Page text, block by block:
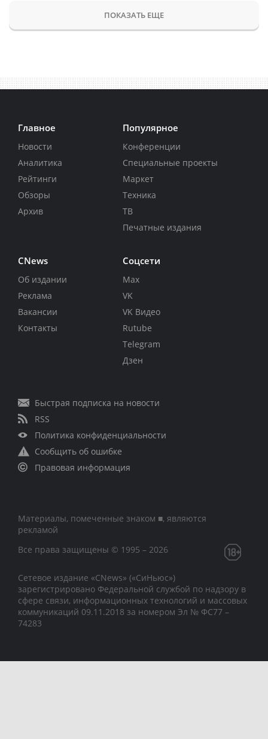
ПОКАЗАТЬ ЕЩЕ
Главное
Новости
Аналитика
Рейтинги
Обзоры
Архив
Популярное
Конференции
Специальные проекты
Маркет
Техника
ТВ
Печатные издания
CNews
Об издании
Реклама
Вакансии
Контакты
Соцсети
Max
VK
VK Видео
Rutube
Telegram
Дзен
Быстрая подписка на новости
RSS
Политика конфиденциальности
Сообщить об ошибке
Правовая информация
Материалы, помеченные знаком ■, являются
рекламой
Все права защищены © 1995 – 2026
Сетевое издание «CNews» («СиНьюс»)
зарегистрировано Федеральной службой по надзору в
сфере связи, информационных технологий и массовых
коммуникаций 09.11.2018 за номером Эл № ФС77 –
74283